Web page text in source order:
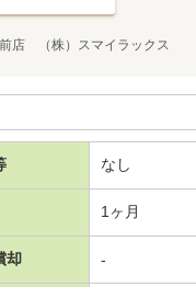
店 （株）スマイラックス
なし
1ヶ月
却 -